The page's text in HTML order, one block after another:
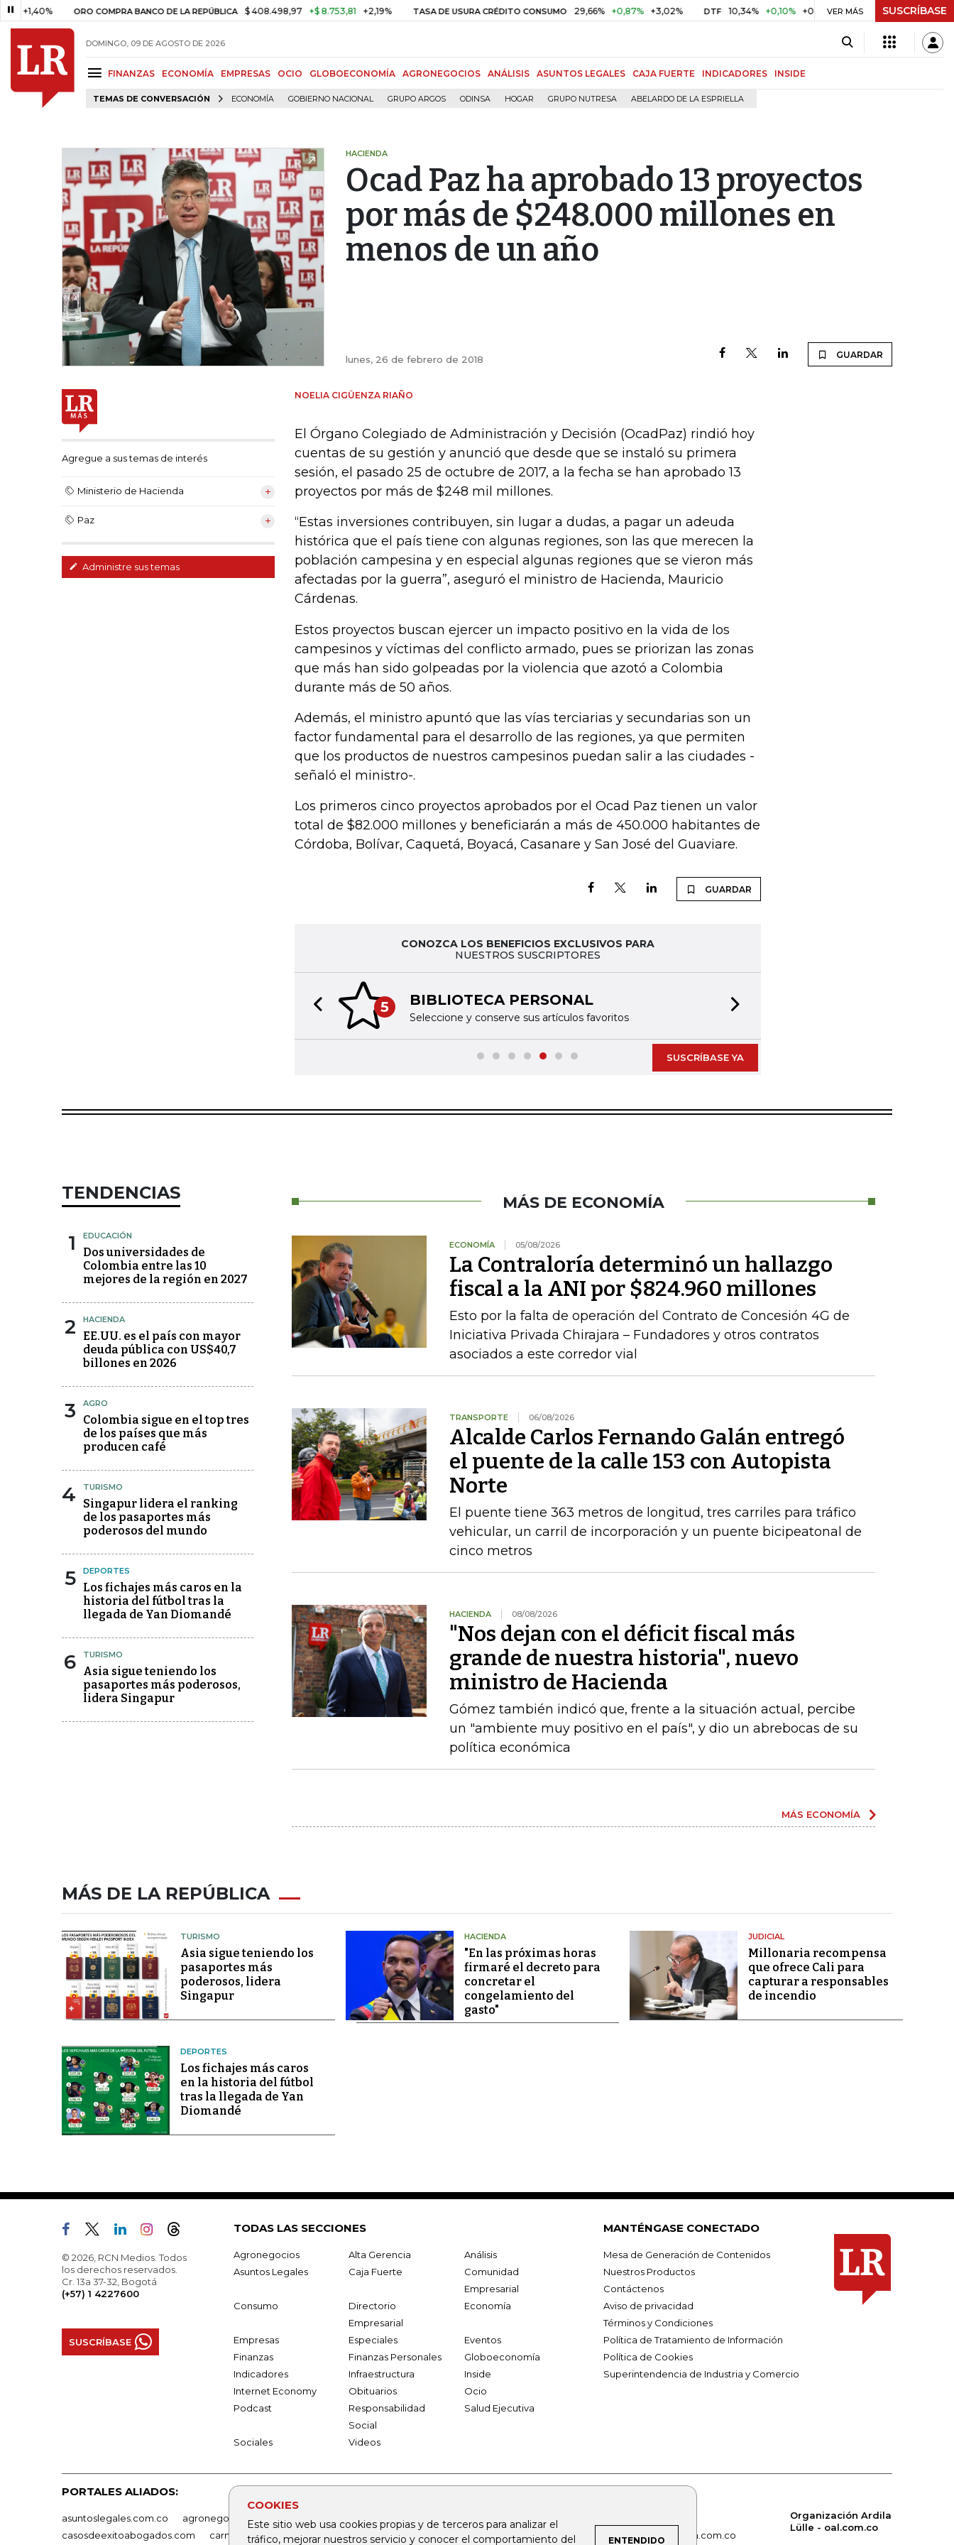
ORO COMPRA BANCO DE LA REPÚBLICA $ 408.498,97 +$ 8.753,81 +2,19% TASA DE USURA CRÉDITO CONSUMO 29,66% +0,87% +3,02% DTF 10,34% +0,10% +0,98% UVR $ 417,01 +$ 0,05
VER MÁS SUSCRÍBASE
DOMINGO, 09 DE AGOSTO DE 2026
FINANZAS ECONOMÍA EMPRESAS OCIO GLOBOECONOMÍA AGRONEGOCIOS ANÁLISIS ASUNTOS LEGALES CAJA FUERTE INDICADORES INSIDE
TEMAS DE CONVERSACIÓN ECONOMÍA GOBIERNO NACIONAL GRUPO ARGOS ODINSA HOGAR GRUPO NUTRESA ABELARDO DE LA ESPRIELLA
COOKIES
Este sitio web usa cookies propias y de terceros para analizar el
tráfico, mejorar nuestros servicio y conocer el comportamiento del
ENTENDIDO
HACIENDA
Ocad Paz ha aprobado 13 proyectos
por más de $248.000 millones en
menos de un año
lunes, 26 de febrero de 2018 GUARDAR
Agregue a sus temas de interés
Ministerio de Hacienda
Paz
Administre sus temas
NOELIA CIGÜENZA RIAÑO
El Órgano Colegiado de Administración y Decisión (OcadPaz) rindió hoy
cuentas de su gestión y anunció que desde que se instaló su primera
sesión, el pasado 25 de octubre de 2017, a la fecha se han aprobado 13
proyectos por más de $248 mil millones.
“Estas inversiones contribuyen, sin lugar a dudas, a pagar un adeuda
histórica que el país tiene con algunas regiones, son las que merecen la
población campesina y en especial algunas regiones que se vieron más
afectadas por la guerra”, aseguró el ministro de Hacienda, Mauricio
Cárdenas.
Estos proyectos buscan ejercer un impacto positivo en la vida de los
campesinos y víctimas del conflicto armado, pues se priorizan las zonas
que más han sido golpeadas por la violencia que azotó a Colombia
durante más de 50 años.
Además, el ministro apuntó que las vías terciarias y secundarias son un
factor fundamental para el desarrollo de las regiones, ya que permiten
que los productos de nuestros campesinos puedan salir a las ciudades -
señaló el ministro-.
Los primeros cinco proyectos aprobados por el Ocad Paz tienen un valor
total de $82.000 millones y beneficiarán a más de 450.000 habitantes de
Córdoba, Bolívar, Caquetá, Boyacá, Casanare y San José del Guaviare.
GUARDAR
CONOZCA LOS BENEFICIOS EXCLUSIVOS PARA
NUESTROS SUSCRIPTORES
5 BIBLIOTECA PERSONAL
Seleccione y conserve sus artículos favoritos
Previous slide
SUSCRÍBASE YA
TENDENCIAS
1 EDUCACIÓN
Dos universidades de
Colombia entre las 10
mejores de la región en 2027
2 HACIENDA
EE.UU. es el país con mayor
deuda pública con US$40,7
billones en 2026
3 AGRO
Colombia sigue en el top tres
de los países que más
producen café
4 TURISMO
Singapur lidera el ranking
de los pasaportes más
poderosos del mundo
5 DEPORTES
Los fichajes más caros en la
historia del fútbol tras la
llegada de Yan Diomandé
6 TURISMO
Asia sigue teniendo los
pasaportes más poderosos,
lidera Singapur
MÁS DE ECONOMÍA
ECONOMÍA 05/08/2026
La Contraloría determinó un hallazgo
fiscal a la ANI por $824.960 millones
Esto por la falta de operación del Contrato de Concesión 4G de
Iniciativa Privada Chirajara – Fundadores y otros contratos
asociados a este corredor vial
TRANSPORTE 06/08/2026
Alcalde Carlos Fernando Galán entregó
el puente de la calle 153 con Autopista
Norte
El puente tiene 363 metros de longitud, tres carriles para tráfico
vehicular, un carril de incorporación y un puente bicipeatonal de
cinco metros
HACIENDA 08/08/2026
"Nos dejan con el déficit fiscal más
grande de nuestra historia", nuevo
ministro de Hacienda
Gómez también indicó que, frente a la situación actual, percibe
un "ambiente muy positivo en el país", y dio un abrebocas de su
política económica
MÁS ECONOMÍA
MÁS DE LA REPÚBLICA
TURISMO
Asia sigue teniendo los
pasaportes más
poderosos, lidera
Singapur
HACIENDA
"En las próximas horas
firmaré el decreto para
concretar el
congelamiento del
gasto"
JUDICIAL
Millonaria recompensa
que ofrece Cali para
capturar a responsables
de incendio
DEPORTES
Los fichajes más caros
en la historia del fútbol
tras la llegada de Yan
Diomandé
© 2026, RCN Medios. Todos
los derechos reservados.
Cr. 13a 37-32, Bogotá
(+57) 1 4227600
SUSCRÍBASE
TODAS LAS SECCIONES
Agronegocios Alta Gerencia
Análisis
Asuntos Legales
Caja Fuerte
Comunidad
Empresarial
Consumo
Directorio
Empresarial
Economía
Empresas Especiales
Eventos
Finanzas
Finanzas Personales
Globoeconomía
Indicadores
Infraestructura
Inside
Internet Economy
Obituarios
Ocio
Podcast
Responsabilidad
Social
Salud Ejecutiva
Sociales Videos
MANTÉNGASE CONECTADO
Mesa de Generación de Contenidos
Nuestros Productos
Contáctenos
Aviso de privacidad
Términos y Condiciones
Política de Tratamiento de Información
Política de Cookies
Superintendencia de Industria y Comercio
PORTALES ALIADOS:
asuntoslegales.com.co agronegocios.co empresas.larepublica.co firmasdeabogados.com
bolsaencolombia.com
casosdeexitoabogados.com
carnavalindustriacultural.com canalrcn.com rcnradio.com noticiasrcn.com lafm.com.co alerta.com.co
Organización Ardila
Lülle - oal.com.co